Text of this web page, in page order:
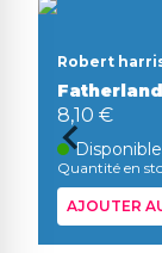
Robert
Fatherland
8,10 €
Disponible
Quantité en
AJOUTER